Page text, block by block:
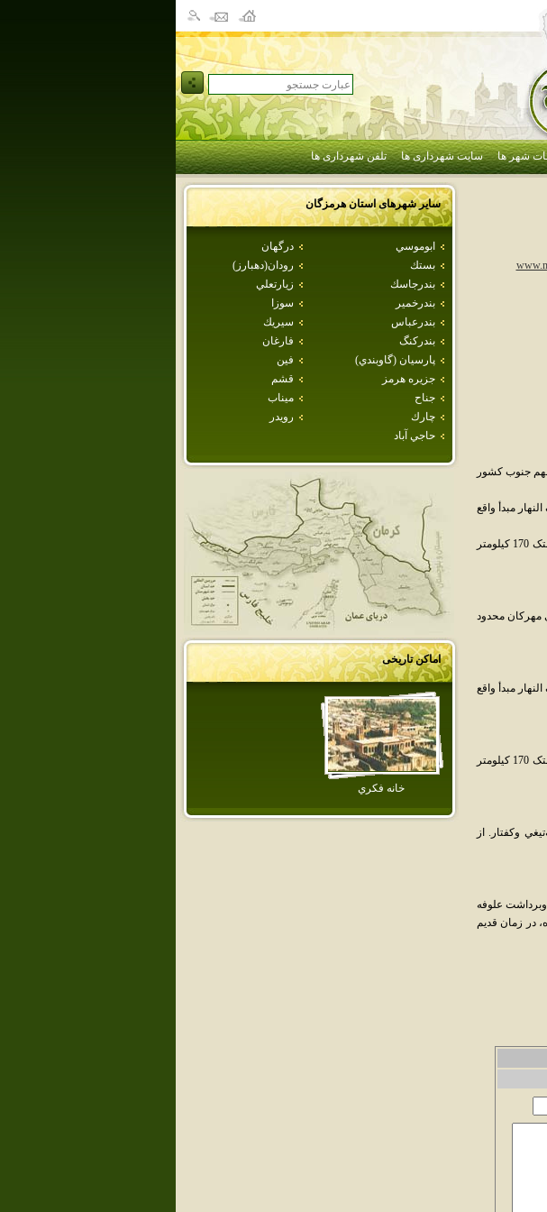
شهر ها سایت شهرداری ها تلفن شهرداری ها
سایر شهرهای استانهرمزگان
ابوموسي
درگهان
بستك
رودان(دهبارز)
بندرجاسك
زيارتعلي
بندرخمير
سوزا
بندرعباس
سيريك
بندركنگ
فارغان
پارسيان (گاوبندي)
فين
جزيره هرمز
قشم
جناح
ميناب
چارك
رويدر
حاجي آباد
اماکن تاریخی
خانه فكري
جنوب کشور
عرض شمالي از نصف النهار مبدأ واقع
فاصله بندر لنگه تا شهر لار 280 کيلومتر و تا بندر عباس 192 کيلومتر و تا بوشهر 420 کيلومتر و تا شهر بستک 170 کيلومتر
محدود
عرض شمالي از نصف النهار مبدأ واقع
فاصله بندر لنگه تا شهر لار 280 کيلومتر و تا بندر عباس 192 کيلومتر و تا بوشهر 420 کيلومتر و تا شهر بستک 170 کيلومتر
وکفتار. از
علوفه
در زمان قديم